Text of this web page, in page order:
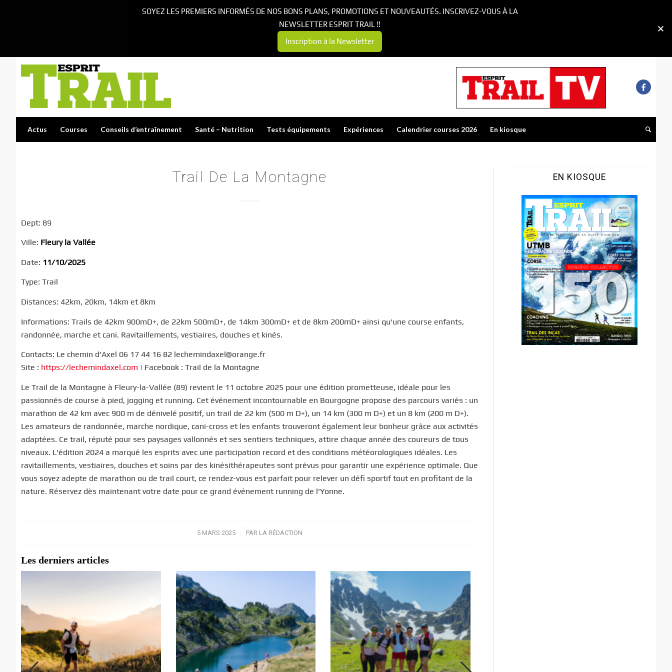
Actus Courses Conseils d’entraînement Santé – Nutrition Tests équipements Expériences Calendrier courses 2026 En kiosque
Trail De La Montagne
Dept: 89
Ville: Fleury la Vallée
Date: 11/10/2025
Type: Trail
Distances: 42km, 20km, 14km et 8km
Informations: Trails de 42km 900mD+, de 22km 500mD+, de 14km 300mD+ et de 8km 200mD+ ainsi qu’une course enfants,
randonnée, marche et cani. Ravitaillements, vestiaires, douches et kinés.
Contacts: Le chemin d’Axel 06 17 44 16 82 lechemindaxel@orange.fr
Site : https://lechemindaxel.com | Facebook : Trail de la Montagne
Le Trail de la Montagne à Fleury-la-Vallée (89) revient le 11 octobre 2025 pour une édition prometteuse, idéale pour les
passionnés de course à pied, jogging et running. Cet événement incontournable en Bourgogne propose des parcours variés : un
marathon de 42 km avec 900 m de dénivelé positif, un trail de 22 km (500 m D+), un 14 km (300 m D+) et un 8 km (200 m D+).
Les amateurs de randonnée, marche nordique, cani-cross et les enfants trouveront également leur bonheur grâce aux activités
adaptées. Ce trail, réputé pour ses paysages vallonnés et ses sentiers techniques, attire chaque année des coureurs de tous
niveaux. L’édition 2024 a marqué les esprits avec une participation record et des conditions météorologiques idéales. Les
ravitaillements, vestiaires, douches et soins par des kinésithérapeutes sont prévus pour garantir une expérience optimale. Que
vous soyez adepte de marathon ou de trail court, ce rendez-vous est parfait pour relever un défi sportif tout en profitant de la
nature. Réservez dès maintenant votre date pour ce grand événement running de l’Yonne.
5 MARS 2025
/ PAR LA RÉDACTION
Les derniers articles
EN KIOSQUE
SOYEZ LES PREMIERS INFORMÉS DE NOS BONS PLANS, PROMOTIONS ET NOUVEAUTÉS. INSCRIVEZ-VOUS À LA
NEWSLETTER ESPRIT TRAIL !!
Inscription à la Newsletter